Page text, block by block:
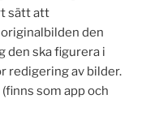
sätt att
den
den ska figurera i
redigering av bilder.
som app och